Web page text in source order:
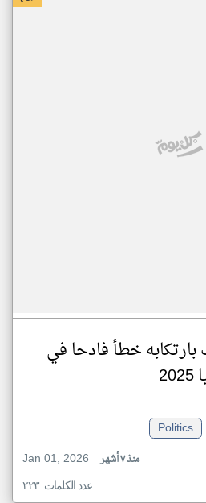
خطأ فادحا في
Politics
Jan 01, 2026
منذ ٧ أشهر
عدد الكلمات: ٢٢٣